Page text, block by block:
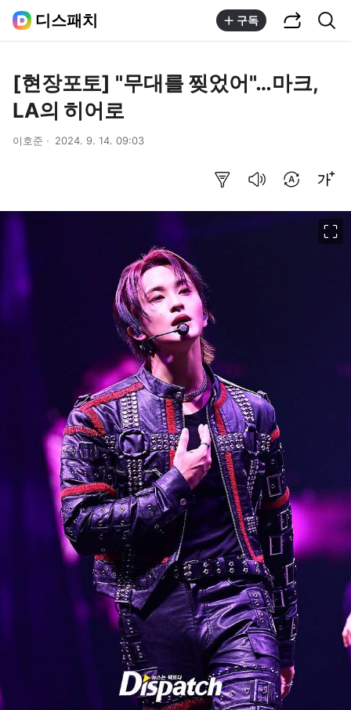
디스패치 구독
[현장포토] "무대를 찢었어"…마크,
LA의 히어로
이호준 2024. 9. 14. 09:03